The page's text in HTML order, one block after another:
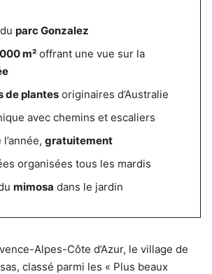
parc Gonzalez
m²offrant une vue sur la
de plantesoriginaires d’Australie
avec chemins et escaliers
gratuitement
organisées tous les mardis
mimosa dans le jardin
Alpes-Côte d’Azur, le village de
classé parmi les « Plus beaux